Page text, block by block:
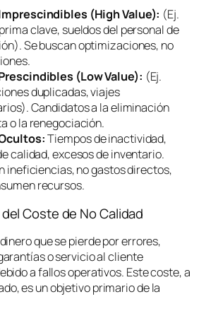
(High Value): (Ej.
clave, sueldos del personal de
Se buscan optimizaciones, no
(Low Value): (Ej.
duplicadas, viajes
Candidatos a la eliminación
o la renegociación.
Tiempos de inactividad,
calidad, excesos de inventario.
ineficiencias, no gastos directos,
recursos.
Coste de No Calidad
que se pierde por errores,
o servicio al cliente
a fallos operativos. Este coste, a
es un objetivo primario de la